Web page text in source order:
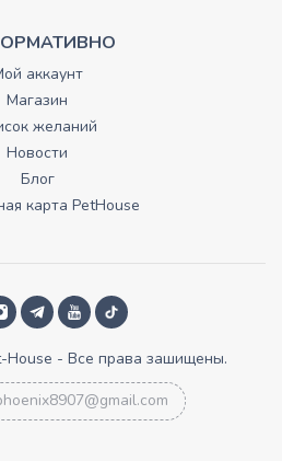
аккаунт
Магазин
желаний
Новости
Блог
карта PetHouse
House - Все права зашищены.